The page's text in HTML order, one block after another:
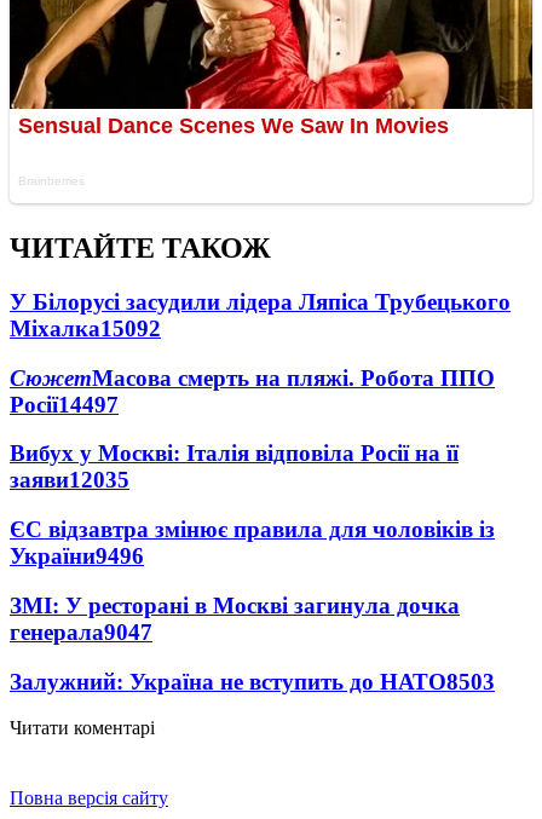
ЧИТАЙТЕ ТАКОЖ
У Білорусі засудили лідера Ляпіса Трубецького
Міхалка15092
СюжетМасова смерть на пляжі. Робота ППО
Росії14497
Вибух у Москві: Італія відповіла Росії на її
заяви12035
ЄС відзавтра змінює правила для чоловіків із
України9496
ЗМІ: У ресторані в Москві загинула дочка
генерала9047
Залужний: Україна не вступить до НАТО8503
Читати коментарі
Повна версія сайту